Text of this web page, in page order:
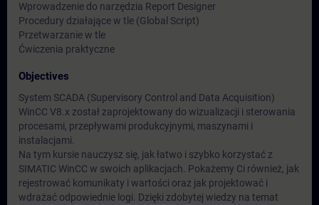
Wprowadzenie do narzędzia Report Designer
Procedury działające w tle (Global Script)
Przetwarzanie w tle
Ćwiczenia praktyczne
Objectives
System SCADA (Supervisory Control and Data Acquisition)
WinCC V8.x został zaprojektowany do wizualizacji i sterowania
procesami, przepływami produkcyjnymi, maszynami i
instalacjami.
Na tym kursie nauczysz się, jak łatwo i szybko korzystać z
SIMATIC WinCC w swoich aplikacjach. Pokażemy Ci również, jak
rejestrować komunikaty i wartości oraz jak projektować i
wdrażać odpowiednie logi. Dzięki zdobytej wiedzy na temat